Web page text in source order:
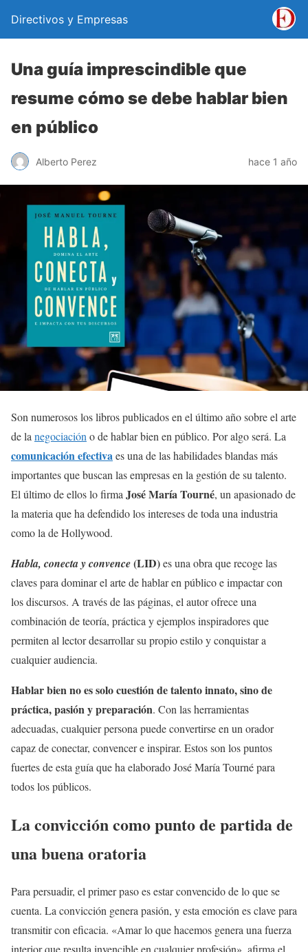
Directivos y Empresas
Una guía imprescindible que
resume cómo se debe hablar bien
en público
Alberto Perez hace 1 año
Son numerosos los libros publicados en el último año sobre el arte
de la negociación o de hablar bien en público. Por algo será. La
comunicación efectivaes una de las habilidades blandas más
importantes que buscan las empresas en la gestión de su talento.
El último de ellos lo firma José María Tourné, un apasionado de
la materia que ha defendido los intereses de toda una industria
como la de Hollywood.
Habla, conecta y convence(LID)es una obra que recoge las
claves para dominar el arte de hablar en público e impactar con
los discursos. A través de las páginas, el autor ofrece una
combinación de teoría, práctica y ejemplos inspiradores que
permiten al lector desarrollar su propio estilo y conquistar a
cualquier audiencia.
Hablar bien no es solo cuestión de talento innato, sino de
práctica, pasión y preparación. Con las herramientas
adecuadas, cualquier persona puede convertirse en un orador
capaz de conectar, convencer e inspirar. Estos son los puntos
fuertes de esta guía que ha elaborado José María Tourné para
todos los públicos.
La convicción como punto de partida de
una buena oratoria
Para persuadir, el primer paso es estar convencido de lo que se
cuenta. La convicción genera pasión, y esta emoción es clave para
transmitir con eficacia. «Amar lo que hacemos genera una fuerza
interior que resulta invencible en cualquier profesión», afirma el